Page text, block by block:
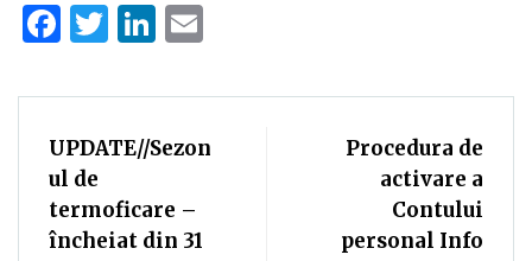
Facebook
TwitterLinkedIn
UPDATE//Sezon
ul de
termoficare –
încheiat din 31
Procedura de
activare a
Contului
personal Info